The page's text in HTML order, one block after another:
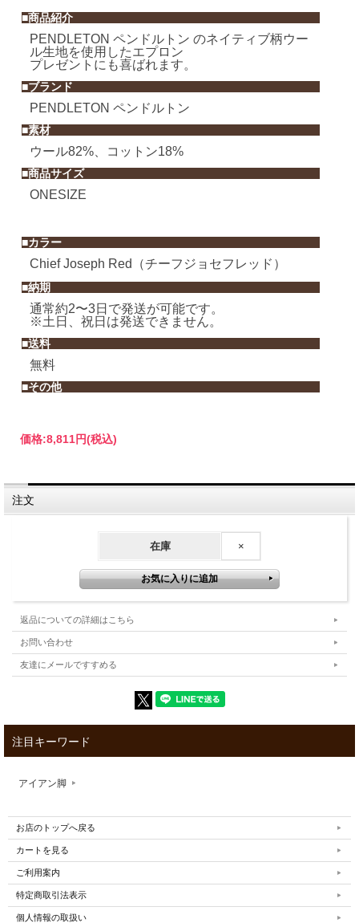
PENDLETON ペンドルトン のネイティブ柄ウール生地を使用したエプロン
PENDLETON ペンドルトン
■素材
ウール82%、コットン18%
■商品サイズ
ONESIZE
■カラー
※土日、祝日は発送できません。
■送料
■その他
■商品紹介
PENDLETON ペンドルトン のネイティブ柄ウー
ル生地を使用したエプロン
プレゼントにも喜ばれます。
■ブランド
PENDLETON ペンドルトン
■素材
ウール82%、コットン18%
■商品サイズ
ONESIZE
■カラー
Chief Joseph Red（チーフジョセフレッド）
■納期
通常約2〜3日で発送が可能です。
※土日、祝日は発送できません。
■送料
無料
■その他
価格:8,811円(税込)
注文
在庫 ×
返品についての詳細はこちら
お問い合わせ
友達にメールですすめる
注目キーワード
アイアン脚
お店のトップへ戻る
カートを見る
ご利用案内
特定商取引法表示
個人情報の取扱い